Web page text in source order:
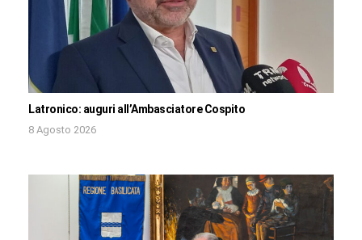
Latronico: auguri all’Ambasciatore Cospito
8 Agosto 2026